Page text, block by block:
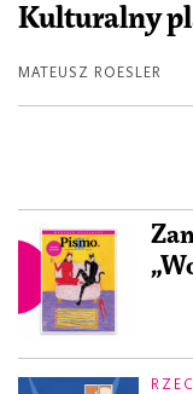
Kulturalny
MATEUSZ ROESLER